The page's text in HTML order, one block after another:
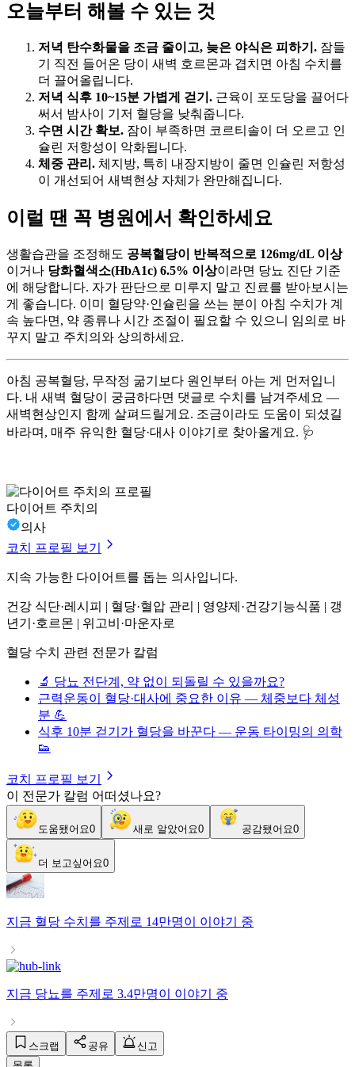
오늘부터 해볼 수 있는 것
저녁 탄수화물을 조금 줄이고, 늦은 야식은 피하기. 잠들
기 직전 들어온 당이 새벽 호르몬과 겹치면 아침 수치를
더 끌어올립니다.
저녁 식후 10~15분 가볍게 걷기. 근육이 포도당을 끌어다
써서 밤사이 기저 혈당을 낮춰줍니다.
수면 시간 확보. 잠이 부족하면 코르티솔이 더 오르고 인
슐린 저항성이 악화됩니다.
체중 관리. 체지방, 특히 내장지방이 줄면 인슐린 저항성
이 개선되어 새벽현상 자체가 완만해집니다.
이럴 땐 꼭 병원에서 확인하세요
생활습관을 조정해도 공복혈당이 반복적으로 126mg/dL 이상
이거나 당화혈색소(HbA1c) 6.5% 이상이라면 당뇨 진단 기준
에 해당합니다. 자가 판단으로 미루지 말고 진료를 받아보시는
게 좋습니다. 이미 혈당약·인슐린을 쓰는 분이 아침 수치가 계
속 높다면, 약 종류나 시간 조절이 필요할 수 있으니 임의로 바
꾸지 말고 주치의와 상의하세요.
아침 공복혈당, 무작정 굶기보다 원인부터 아는 게 먼저입니
다. 내 새벽 혈당이 궁금하다면 댓글로 수치를 남겨주세요 —
새벽현상인지 함께 살펴드릴게요. 조금이라도 도움이 되셨길
바라며, 매주 유익한 혈당·대사 이야기로 찾아올게요. 🩺
다이어트 주치의
의사
코치 프로필 보기
지속 가능한 다이어트를 돕는 의사입니다.
건강 식단·레시피 | 혈당·혈압 관리 | 영양제·건강기능식품 | 갱
년기·호르몬 | 위고비·마운자로
혈당 수치 관련 전문가 칼럼
🔬 당뇨 전단계, 약 없이 되돌릴 수 있을까요?
근력운동이 혈당·대사에 중요한 이유 — 체중보다 체성
분 💪
식후 10분 걷기가 혈당을 바꾼다 — 운동 타이밍의 의학
👟
코치 프로필 보기
이 전문가 칼럼 어떠셨나요?
도움됐어요0 새로 알았어요0 공감됐어요0
더 보고싶어요0
지금 혈당 수치 를 주제로 14만명이 이야기 중
지금 당뇨를 주제로 3.4만명이 이야기 중
스크랩 공유
신고